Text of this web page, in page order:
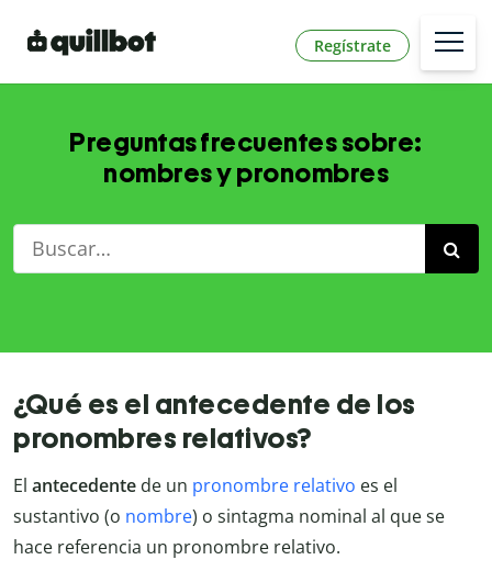
Regístrate
Preguntas frecuentes sobre:
nombres y pronombres
¿Qué es el antecedente de los
pronombres relativos?
El antecedente de un pronombre relativo es el
sustantivo (o nombre) o sintagma nominal al que se
hace referencia un pronombre relativo.